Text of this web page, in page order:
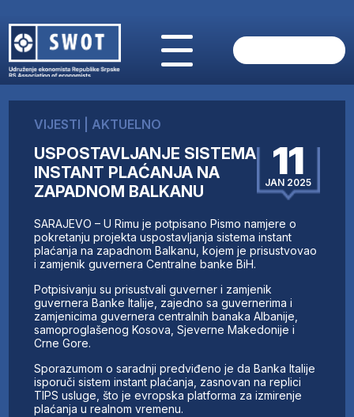
O NAMA
AKTUELNO
ANALIZE
KOMPANIJE
FINANSIJE
IZ STRANIH MEDIJA
AKTIVNOSTI
UČLANI SE
KONTAKT
VIJESTI AKTUELNO
USPOSTAVLJANJE SISTEMA
INSTANT PLAĆANJA NA
ZAPADNOM BALKANU
11
JAN 2025
SARAJEVO – U Rimu je potpisano Pismo namjere o
pokretanju projekta uspostavljanja sistema instant
plaćanja na zapadnom Balkanu, kojem je prisustvovao
i zamjenik guvernera Centralne banke BiH.
Potpisivanju su prisustvali guverner i zamjenik
guvernera Banke Italije, zajedno sa guvernerima i
zamjenicima guvernera centralnih banaka Albanije,
samoproglašenog Kosova, Sjeverne Makedonije i
Crne Gore.
Sporazumom o saradnji predviđeno je da Banka Italije
isporuči sistem instant plaćanja, zasnovan na replici
TIPS usluge, što je evropska platforma za izmirenje
plaćanja u realnom vremenu.